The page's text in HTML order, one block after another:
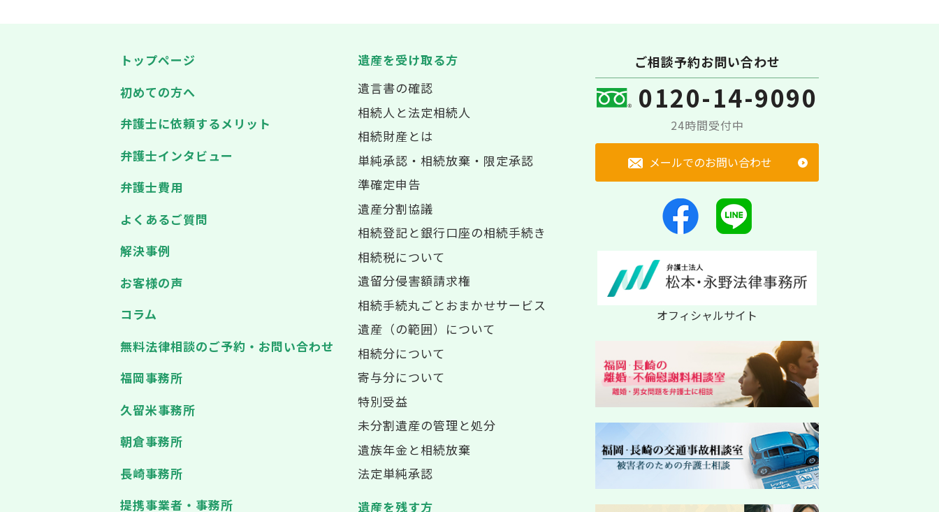
トップページ
初めての方へ
弁護士に依頼するメリット
弁護士インタビュー
弁護士費用
よくあるご質問
解決事例
お客様の声
コラム
無料法律相談のご予約・お問い合わせ
福岡事務所
久留米事務所
朝倉事務所
長崎事務所
提携事業者・事務所
遺産を受け取る方
遺言書の確認
相続人と法定相続人
相続財産とは
単純承認・相続放棄・限定承認
準確定申告
遺産分割協議
相続登記と銀行口座の相続手続き
相続税について
遺留分侵害額請求権
相続手続丸ごとおまかせサービス
遺産（の範囲）について
相続分について
寄与分について
特別受益
未分割遺産の管理と処分
遺族年金と相続放棄
法定単純承認
遺産を残す方
ご相談予約お問い合わせ
0120-14-9090
24時間受付中
メールでのお問い合わせ
オフィシャルサイト